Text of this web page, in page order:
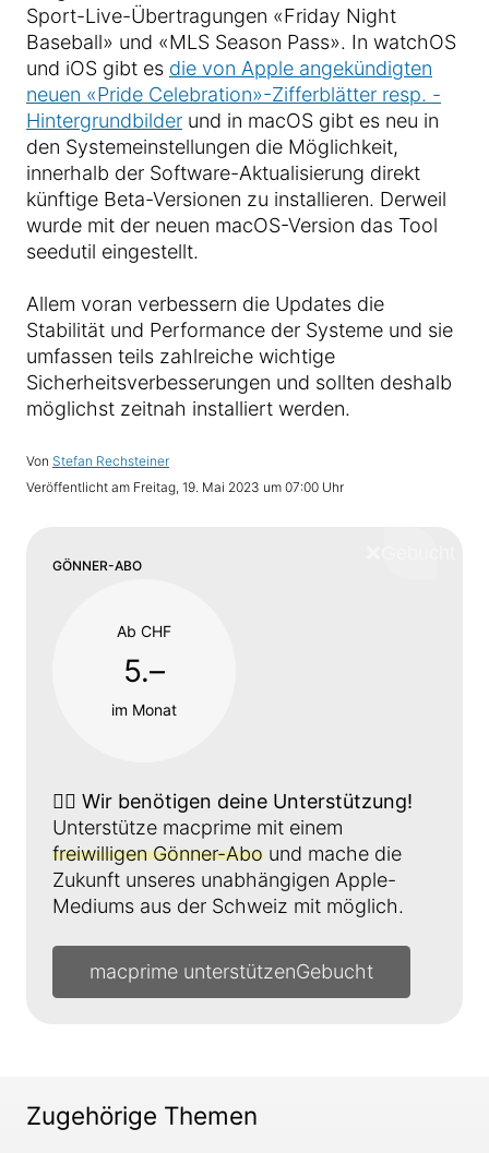
Sport-Live-Übertragungen «Friday Night
Baseball» und «MLS Season Pass». In watchOS
und iOS gibt es die von Apple angekündigten
neuen «Pride Celebration»-Zifferblätter resp. -
Hintergrundbilder und in macOS gibt es neu in
den Systemeinstellungen die Möglichkeit,
innerhalb der Software-Aktualisierung direkt
künftige Beta-Versionen zu installieren. Derweil
wurde mit der neuen macOS-Version das Tool
seedutil eingestellt.
Allem voran verbessern die Updates die
Stabilität und Performance der Systeme und sie
umfassen teils zahlreiche wichtige
Sicherheitsverbesserungen und sollten deshalb
möglichst zeitnah installiert werden.
Von Stefan Rechsteiner
Veröffentlicht am Freitag, 19. Mai 2023 um 07:00 Uhr
GÖNNER-ABO
Ab CHF
5.–
im Monat
👉🏼 Wir benötigen deine Unterstützung!
Unterstütze macprime mit einem
freiwilligen Gönner-Abo und mache die
Zukunft unseres unabhängigen Apple-
Mediums aus der Schweiz mit möglich.
macprime unterstützen
Zugehörige Themen